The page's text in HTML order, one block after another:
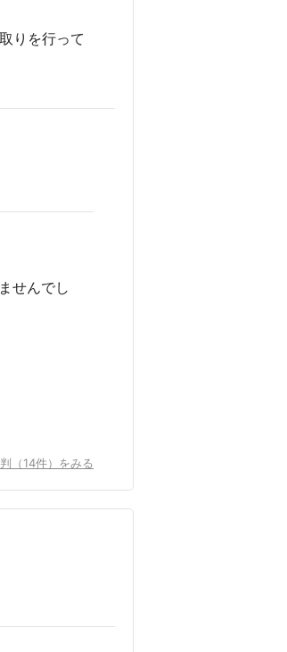
りを行って
せんでし
（14件）をみる